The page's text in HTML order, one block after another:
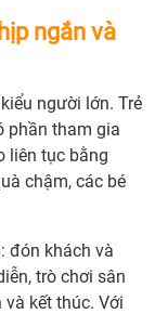
ngắn và
người lớn. Trẻ
phần tham gia
liên tục bằng
chậm, các bé
đón khách và
trò chơi sân
và kết thúc. Với